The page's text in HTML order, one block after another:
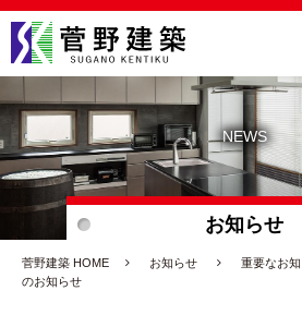
菅野建築
NEWS
お知らせ
菅野建築 HOME お知らせ 重要なお
のお知らせ
コンクリート
わたしたちの